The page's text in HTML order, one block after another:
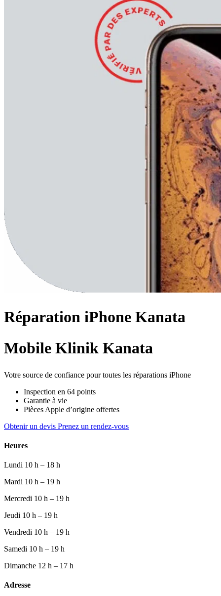
Réparation iPhone Kanata
Mobile Klinik Kanata
Votre source de confiance pour toutes les réparations iPhone
Inspection en 64 points
Garantie à vie
Pièces Apple d’origine offertes
Obtenir un devis Prenez un rendez-vous
Heures
Lundi 10 h – 18 h
Mardi 10 h – 19 h
Mercredi 10 h – 19 h
Jeudi 10 h – 19 h
Vendredi 10 h – 19 h
Samedi 10 h – 19 h
Dimanche 12 h – 17 h
Adresse